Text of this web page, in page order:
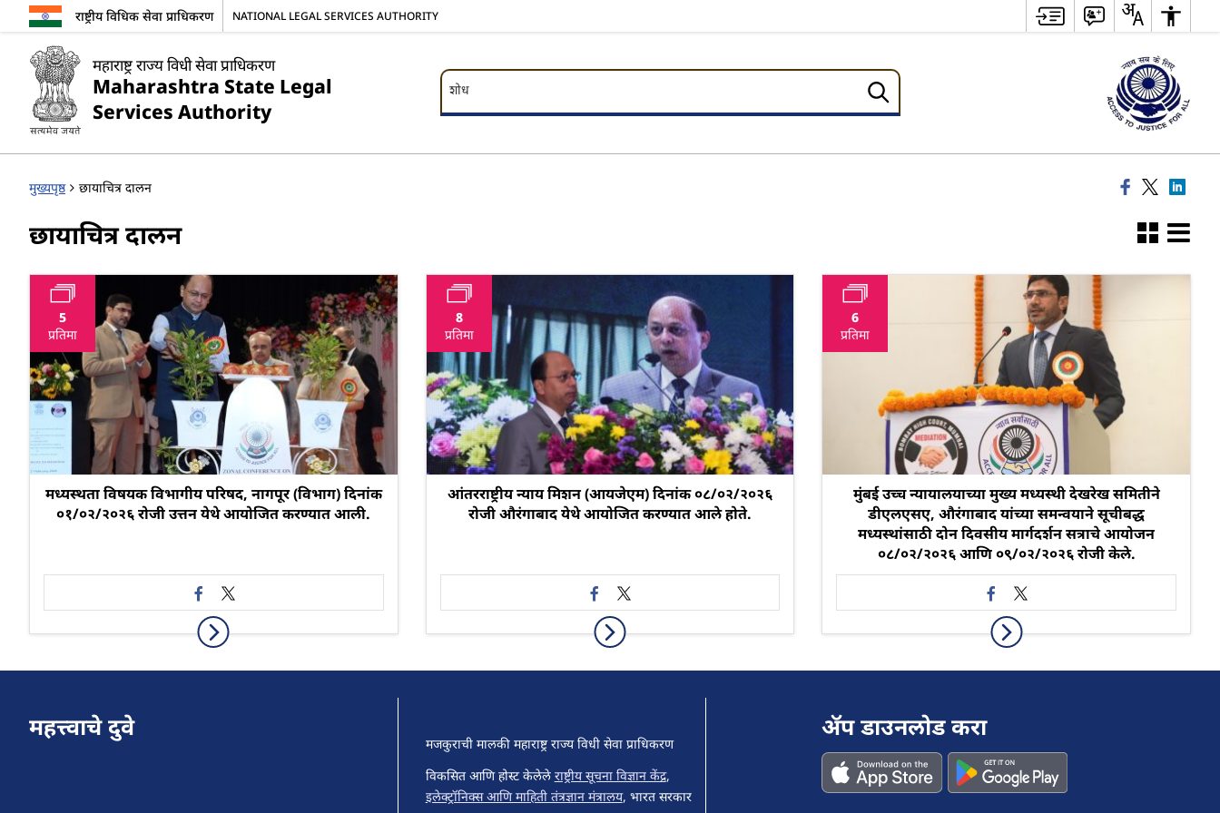
राष्ट्रीय विधिक सेवा प्राधिकरण NATIONAL LEGAL SERVICES AUTHORITY
महाराष्ट्र राज्य विधी सेवा प्राधिकरण
Maharashtra State Legal
Services Authority
शोध
शोध
मुख्यपृष्ठ छायाचित्र दालन
छायाचित्र दालन
5
प्रतिमा
मध्यस्थता विषयक विभागीय परिषद, नागपूर (विभाग) दिनांक
०१/०२/२०२६ रोजी उत्तन येथे आयोजित करण्यात आली.
8
प्रतिमा
आंतरराष्ट्रीय न्याय मिशन (आयजेएम) दिनांक ०८/०२/२०२६
रोजी औरंगाबाद येथे आयोजित करण्यात आले होते.
6
प्रतिमा
मुंबई उच्च न्यायालयाच्या मुख्य मध्यस्थी देखरेख समितीने
डीएलएसए, औरंगाबाद यांच्या समन्वयाने सूचीबद्ध
मध्यस्थांसाठी दोन दिवसीय मार्गदर्शन सत्राचे आयोजन
०८/०२/२०२६ आणि ०९/०२/२०२६ रोजी केले.
महत्त्वाचे दुवे
मजकुराची मालकी महाराष्ट्र राज्य विधी सेवा प्राधिकरण
विकसित आणि होस्ट केलेले राष्ट्रीय सूचना विज्ञान केंद्र,
इलेक्ट्रॉनिक्स आणि माहिती तंत्रज्ञान मंत्रालय, भारत सरकार
ॲप डाउनलोड करा